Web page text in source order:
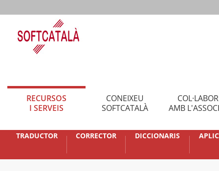
RECURSOS
I SERVEIS
CONEIXEU
SOFTCATALÀ
AMB
TRADUCTOR CORRECTOR DICCIONARIS